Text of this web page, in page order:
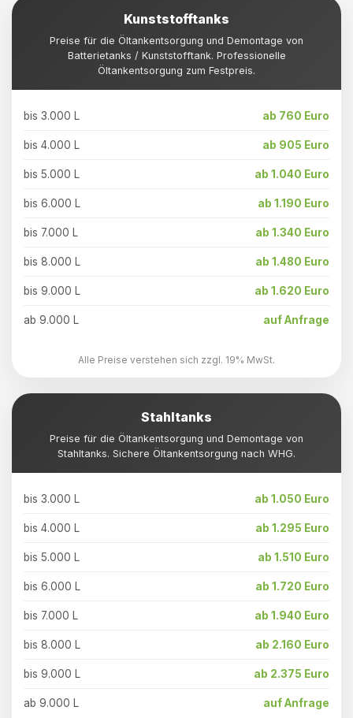
Kunststofftanks
Preise für die Öltankentsorgung und Demontage von
Batterietanks / Kunststofftank. Professionelle
Öltankentsorgung zum Festpreis.
bis 3.000 L ab 760 Euro
bis 4.000 L ab 905 Euro
bis 5.000 L ab 1.040 Euro
bis 6.000 L ab 1.190 Euro
bis 7.000 L ab 1.340 Euro
bis 8.000 L ab 1.480 Euro
bis 9.000 L ab 1.620 Euro
ab 9.000 L auf Anfrage
Alle Preise verstehen sich zzgl. 19% MwSt.
Stahltanks
Preise für die Öltankentsorgung und Demontage von
Stahltanks. Sichere Öltankentsorgung nach WHG.
bis 3.000 L ab 1.050 Euro
bis 4.000 L ab 1.295 Euro
bis 5.000 L ab 1.510 Euro
bis 6.000 L ab 1.720 Euro
bis 7.000 L ab 1.940 Euro
bis 8.000 L ab 2.160 Euro
bis 9.000 L ab 2.375 Euro
ab 9.000 L auf Anfrage